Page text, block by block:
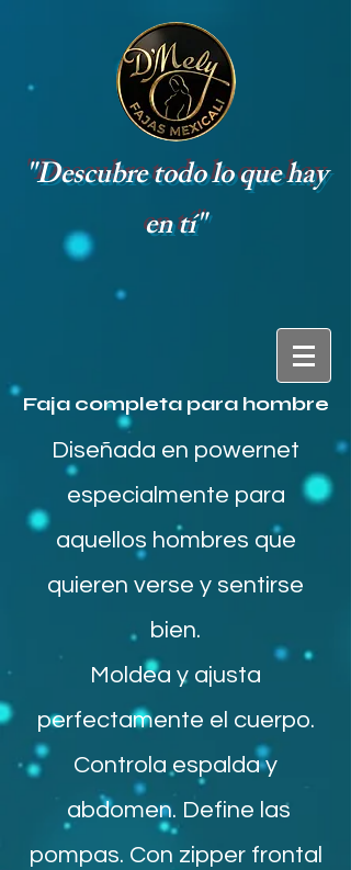
"Descubre todo lo que hay
en tí"
Faja completa para hombre
Diseñada en powernet
especialmente para
aquellos hombres que
quieren verse y sentirse
bien.
Moldea y ajusta
perfectamente el cuerpo.
Controla espalda y
abdomen. Define las
pompas. Con zipper frontal